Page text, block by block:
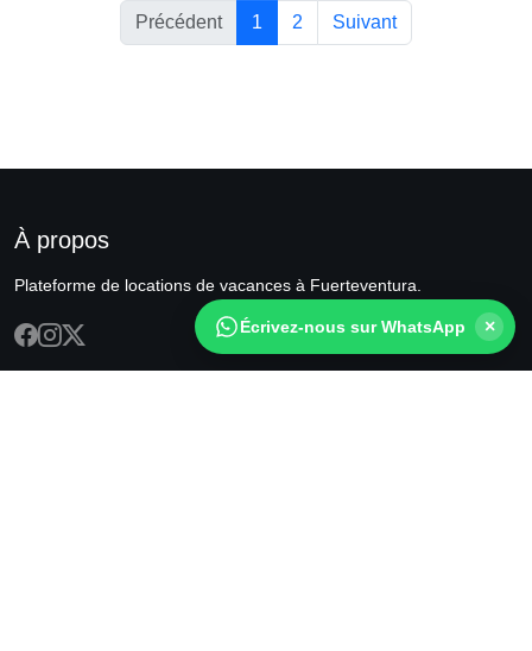
Précédent 1 2 Suivant
À propos
Plateforme de locations de vacances à Fuerteventura.
Écrivez-nous sur WhatsApp ×